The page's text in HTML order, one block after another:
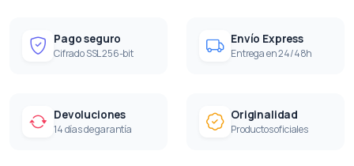
Pago seguro
Cifrado SSL 256-bit
Envío Express
Entrega en 24/48h
Devoluciones
14 días de garantía
Originalidad
Productos oficiales